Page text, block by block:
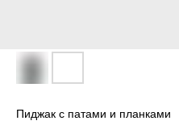
Пиджак с патами и планками